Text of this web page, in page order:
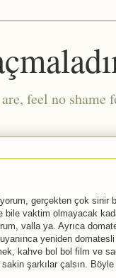
feel no shame
gerçekten çok sinir
bile vaktim olmayacak
valla ya. Ayrıca
yeniden
kahve bol bol film ve
sakin şarkılar çalsın.